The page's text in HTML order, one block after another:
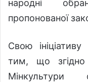
народні
пропонованої
Свою
тим, що згідно